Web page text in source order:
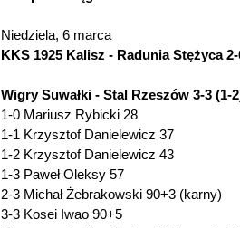
Niedziela, 6 marca
KKS 1925 Kalisz - Radunia Stężyca
Wigry Suwałki - Stal Rzeszów 3-3 (1-
1-0 Mariusz Rybicki 28
1-1 Krzysztof Danielewicz 37
1-2 Krzysztof Danielewicz 43
1-3 Paweł Oleksy 57
2-3 Michał Żebrakowski 90+3 (karny)
3-3 Kosei Iwao 90+5